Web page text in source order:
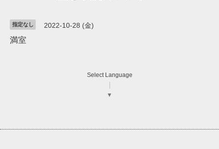
指定なし 2022-10-28 (金)
満室
Select Language
▼